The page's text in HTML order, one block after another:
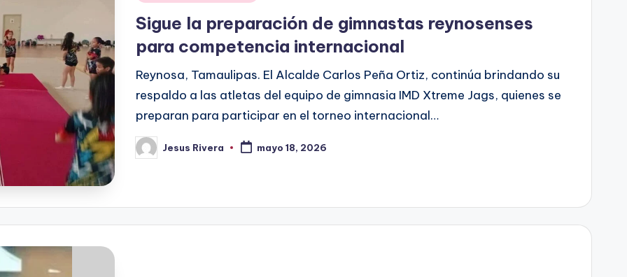
Sigue la preparación de gimnastas reynosenses
para competencia internacional
Reynosa, Tamaulipas. El Alcalde Carlos Peña Ortiz, continúa brindando su
respaldo a las atletas del equipo de gimnasia IMD Xtreme Jags, quienes se
preparan para participar en el torneo internacional…
Publicado
por
Jesus Rivera mayo 18, 2026